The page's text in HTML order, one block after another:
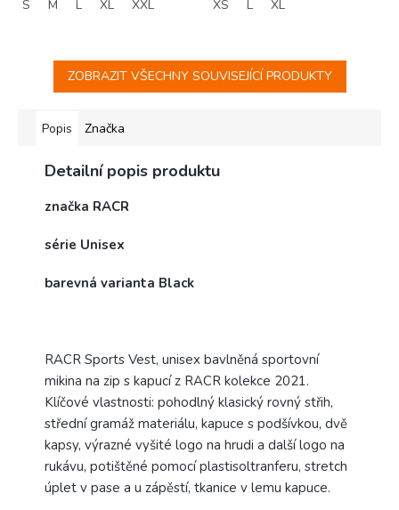
S M L XL XXL XS L XL
ZOBRAZIT VŠECHNY SOUVISEJÍCÍ PRODUKTY
Popis Značka
Detailní popis produktu
značka RACR
série Unisex
barevná varianta Black
RACR Sports Vest, unisex bavlněná sportovní
mikina na zip s kapucí z RACR kolekce 2021.
Klíčové vlastnosti: pohodlný klasický rovný střih,
střední gramáž materiálu, kapuce s podšívkou, dvě
kapsy, výrazné vyšité logo na hrudi a další logo na
rukávu, potištěné pomocí plastisoltranferu, stretch
úplet v pase a u zápěstí, tkanice v lemu kapuce.